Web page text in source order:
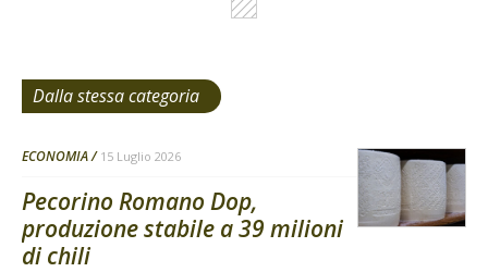
Dalla stessa categoria
ECONOMIA 15 Luglio 2026
Pecorino Romano Dop,
produzione stabile a 39 milioni
di chili